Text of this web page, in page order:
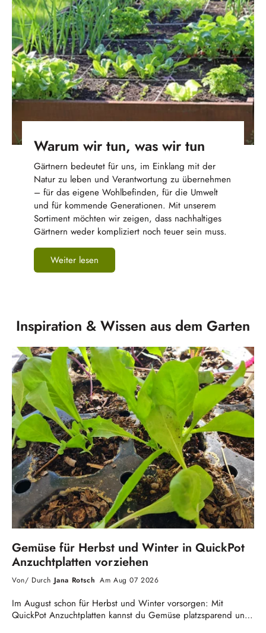
Warum wir tun, was wir tun
Gärtnern bedeutet für uns, im Einklang mit der
Natur zu leben und Verantwortung zu übernehmen
– für das eigene Wohlbefinden, für die Umwelt
und für kommende Generationen. Mit unserem
Sortiment möchten wir zeigen, dass nachhaltiges
Gärtnern weder kompliziert noch teuer sein muss.
Weiter lesen
Inspiration & Wissen aus dem Garten
Gemüse für Herbst und Winter in QuickPot
Anzuchtplatten vorziehen
Von/ Durch Jana Rotsch Am Aug 07 2026
Im August schon für Herbst und Winter vorsorgen: Mit
QuickPot Anzuchtplatten kannst du Gemüse platzsparend und